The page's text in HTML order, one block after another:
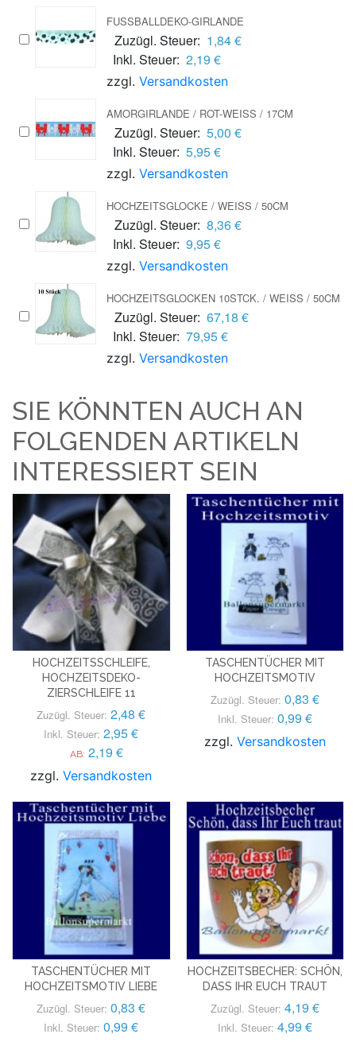
FUSSBALLDEKO-GIRLANDE
Zuzügl. Steuer: 1,84 €
Inkl. Steuer: 2,19 €
zzgl. Versandkosten
AMORGIRLANDE / ROT-WEISS / 17CM
Zuzügl. Steuer: 5,00 €
Inkl. Steuer: 5,95 €
zzgl. Versandkosten
HOCHZEITSGLOCKE / WEISS / 50CM
Zuzügl. Steuer: 8,36 €
Inkl. Steuer: 9,95 €
zzgl. Versandkosten
HOCHZEITSGLOCKEN 10STCK. / WEISS / 50CM
Zuzügl. Steuer: 67,18 €
Inkl. Steuer: 79,95 €
zzgl. Versandkosten
SIE KÖNNTEN AUCH AN
FOLGENDEN ARTIKELN
INTERESSIERT SEIN
HOCHZEITSSCHLEIFE,
HOCHZEITSDEKO-
ZIERSCHLEIFE 11
Zuzügl. Steuer: 2,48 €
Inkl. Steuer: 2,95 €
AB: 2,19 €
zzgl.Versandkosten
TASCHENTÜCHER MIT
HOCHZEITSMOTIV
Zuzügl. Steuer: 0,83 €
Inkl. Steuer: 0,99 €
zzgl. Versandkosten
TASCHENTÜCHER MIT
HOCHZEITSMOTIV LIEBE
Zuzügl. Steuer: 0,83 €
Inkl. Steuer: 0,99 €
HOCHZEITSBECHER: SCHÖN,
DASS IHR EUCH TRAUT
Zuzügl. Steuer: 4,19 €
Inkl. Steuer: 4,99 €